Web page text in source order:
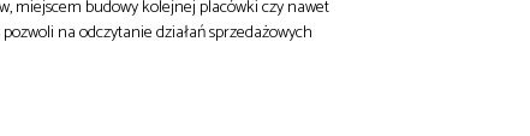
miejscem budowy kolejnej placówki czy nawet
na odczytanie działań sprzedażowych